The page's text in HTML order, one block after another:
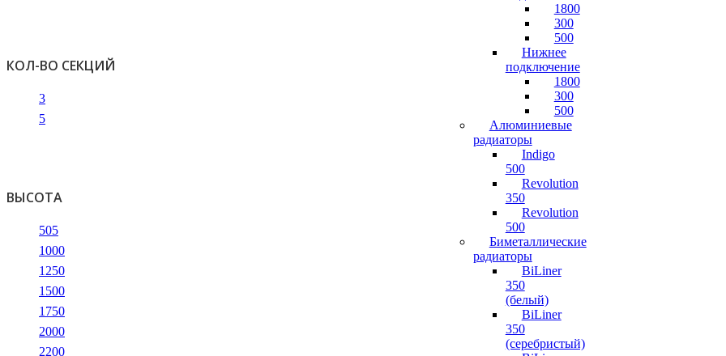
1800
300
500
Нижнее
подключение
1800
300
500
Алюминиевые
радиаторы
Indigo
500
Revolution
350
Revolution
500
Биметаллические
радиаторы
BiLiner
350
(белый)
BiLiner
350
(серебристый)
КОЛ-ВО СЕКЦИЙ
3
5
ВЫСОТА
505
1000
1250
1500
1750
2000
2200